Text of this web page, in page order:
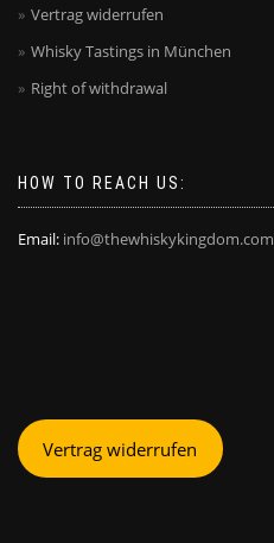
Vertrag widerrufen
Whisky Tastings in München
Right of withdrawal
HOW TO REACH US:
Email: info@thewhiskykingdom.com
Vertrag widerrufen